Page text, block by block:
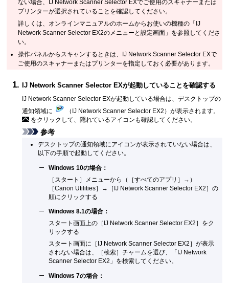
ない場合、
IJ Network Scanner Selector EXでご使用のスキャナー または
プリンターが選択されていることを確認してください。
詳しくは、 オンラインマニュアルのホームからお使いの機種の「IJ
Network Scanner Selector EX2のメニューと設定画面」を参照してくださ
い。
操作パネルからスキャンするときは、 IJ Network Scanner Selector EXで
ご使用のスキャナー またはプリンターを指定しておく必要があります。
IJ Network Scanner Selector EXが起動していることを確認する
IJ Network Scanner Selector EXが起動している場合は、デスクトップの
通知領域に
（ IJ Network Scanner Selector EX2 ）が表示されます。
をクリックして、隠れているアイコンも確認してください。
参考
デスクトップの通知領域にアイコンが表示されていない場合は、
以下の手順で起動してください。
Windows 10の場合：
［ スタート ］メニューから（［すべてのアプリ ］→）
［Canon Utilities］→［ IJ Network Scanner Selector EX2 ］の
順にクリックする
Windows 8.1の場合：
スタート画面上の［ IJ Network Scanner Selector EX2 ］をク
リックする
スタート画面に［ IJ Network Scanner Selector EX2 ］が表示
されない場合は、［検索］チャームを選び、「 IJ Network
Scanner Selector EX2 」を検索してください。
Windows 7の場合：